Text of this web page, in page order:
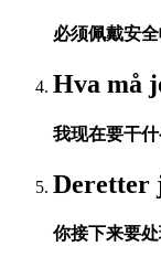
必须佩戴安全
Hva må
我现在要干什
Deretter
你接下来要处